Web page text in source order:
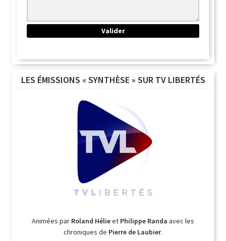
LES ÉMISSIONS « SYNTHÈSE » SUR TV LIBERTÉS
Animées par Roland Hélieet Philippe Randa avec les
chroniques de Pierre de Laubier.